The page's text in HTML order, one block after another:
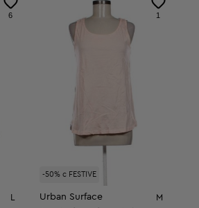
6
-50% с FESTIVE
1
Urban Surface M